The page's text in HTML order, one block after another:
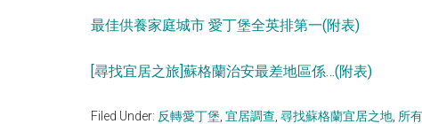
最佳供養家庭城市 愛丁堡全英排第一(附表)
[尋找宜居之旅]蘇格蘭治安最差地區係…(附表)
Filed Under: 反轉愛丁堡 宜居調查 尋找蘇格蘭宜居之地 所